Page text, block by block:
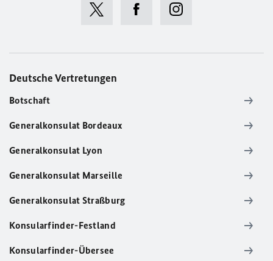
Deutsche Vertretungen
Botschaft
Generalkonsulat Bordeaux
Generalkonsulat Lyon
Generalkonsulat Marseille
Generalkonsulat Straßburg
Konsularfinder-Festland
Konsularfinder-Übersee